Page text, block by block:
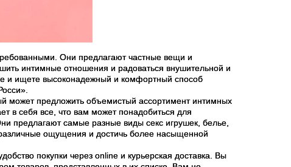
Они предлагают частные вещи и
интимные отношения и радоваться внушительной и
и ищете высоконадежный и комфортный способ
может предложить объемистый ассортимент интимных
в себя все, что вам может понадобиться для
предлагают самые разные виды секс игрушек, белье,
ощущения и достичь более насыщенной
покупки через online и курьерская доставка. Вы